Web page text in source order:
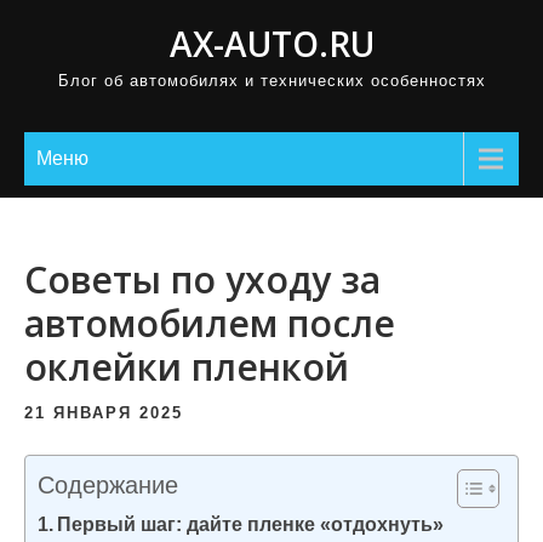
AX-AUTO.RU
Блог об автомобилях и технических особенностях
Меню
Советы по уходу за
автомобилем после
оклейки пленкой
21 ЯНВАРЯ 2025
Содержание
Первый шаг: дайте пленке «отдохнуть»